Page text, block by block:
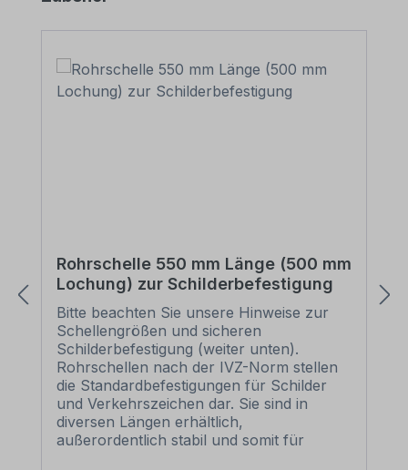
Rohrschelle 550 mm Länge (500 mm
Lochung) zur Schilderbefestigung
Bitte beachten Sie unsere Hinweise zur
Schellengrößen und sicheren
Schilderbefestigung (weiter unten).
Rohrschellen nach der IVZ-Norm stellen
die Standardbefestigungen für Schilder
und Verkehrszeichen dar. Sie sind in
diversen Längen erhältlich,
außerordentlich stabil und somit für